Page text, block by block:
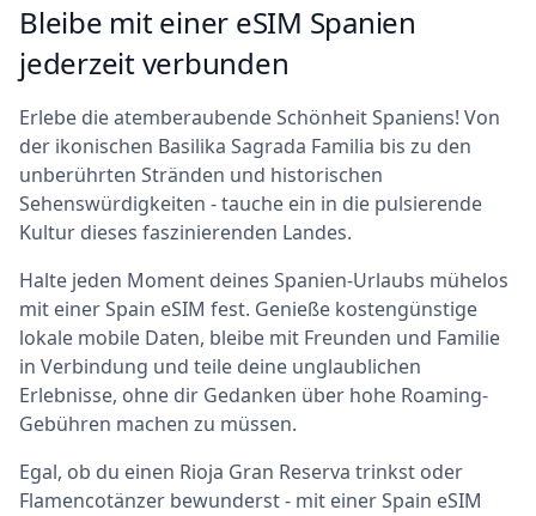
habe – es war auch günstiger als der Kauf
einer echten SIM-Karte. Ich kann diese
Leute jederzeit gerne weiterempfehlen! :)
Bleibe mit einer eSIM Spanien
jederzeit verbunden
Erlebe die atemberaubende Schönheit Spaniens! Von
der ikonischen Basilika Sagrada Familia bis zu den
unberührten Stränden und historischen
Sehenswürdigkeiten - tauche ein in die pulsierende
Kultur dieses faszinierenden Landes.
Halte jeden Moment deines Spanien-Urlaubs mühelos
mit einer Spain eSIM fest. Genieße kostengünstige
lokale mobile Daten, bleibe mit Freunden und Familie
in Verbindung und teile deine unglaublichen
Erlebnisse, ohne dir Gedanken über hohe Roaming-
Gebühren machen zu müssen.
Egal, ob du einen Rioja Gran Reserva trinkst oder
Flamencotänzer bewunderst - mit einer Spain eSIM